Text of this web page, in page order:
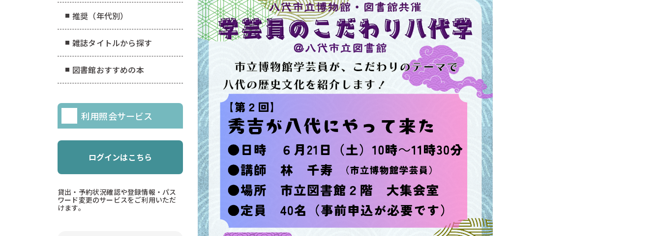
推奨（年代別）
雑誌タイトルから探す
図書館おすすめの本
利用照会サービス
ログインはこちら
貸出・予約状況確認や登録情報・パス
ワード変更のサービスをご利用いただ
けます。